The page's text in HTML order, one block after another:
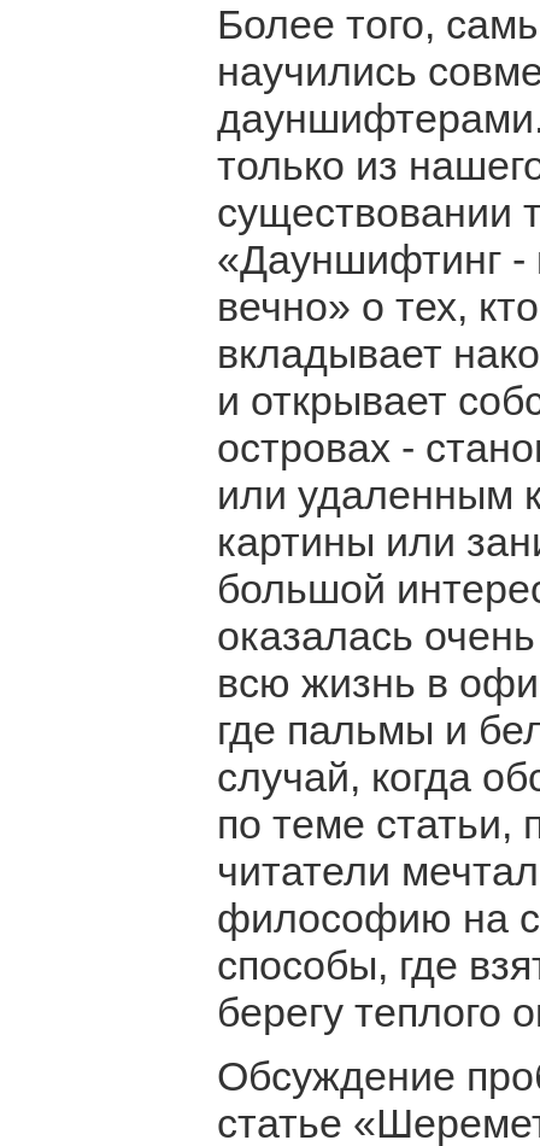
Более того,
научились
дауншифтерами.
только из
существовании
«Дауншифтинг -
вечно» о тех,
вкладывает
и открывает
островах -
или удаленным
картины или
большой
оказалась
всю жизнь в
где пальмы и
случай, когда
по теме
читатели
философию на
способы, где
берегу теплого
Обсуждение
статье